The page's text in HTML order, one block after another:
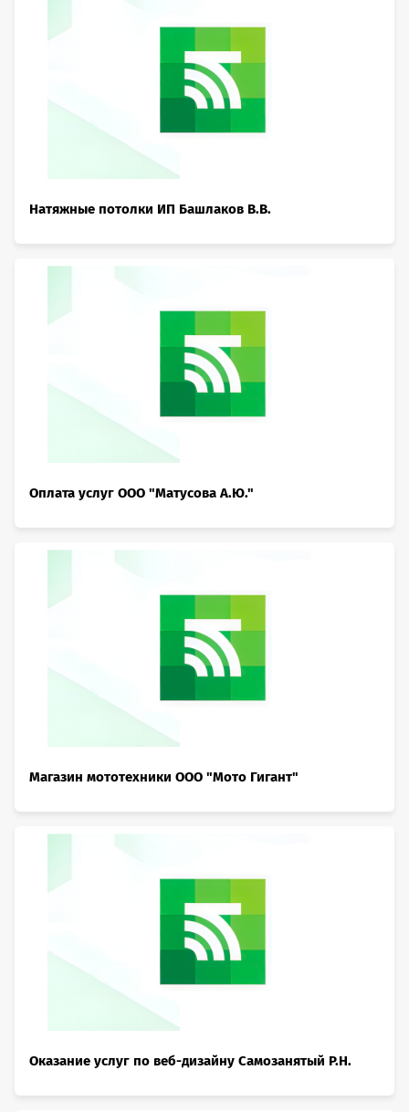
Натяжные потолки ИП Башлаков В.В.
Оплата услуг ООО "Матусова А.Ю."
Магазин мототехники ООО "Мото Гигант"
Оказание услуг по веб-дизайну Самозанятый Р.Н.